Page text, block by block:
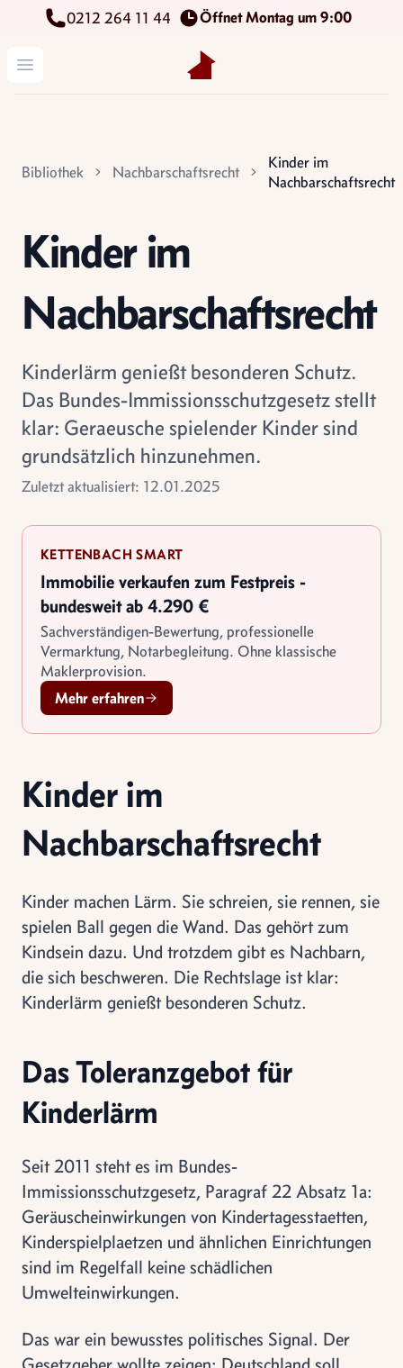
0212 264 11 44 Öffnet Montag um 9:00
Menü öffnen Kettenbach Immobilien GmbH
Bibliothek Nachbarschaftsrecht
Kinder im
Nachbarschaftsrecht
Kinder im
Nachbarschaftsrecht
Kinderlärm genießt besonderen Schutz.
Das Bundes-Immissionsschutzgesetz stellt
klar: Geraeusche spielender Kinder sind
grundsätzlich hinzunehmen.
Zuletzt aktualisiert: 12.01.2025
KETTENBACH SMART
Immobilie verkaufen zum Festpreis -
bundesweit ab 4.290 €
Sachverständigen-Bewertung, professionelle
Vermarktung, Notarbegleitung. Ohne klassische
Maklerprovision.
Mehr erfahren
Kinder im
Nachbarschaftsrecht
Kinder machen Lärm. Sie schreien, sie rennen, sie
spielen Ball gegen die Wand. Das gehört zum
Kindsein dazu. Und trotzdem gibt es Nachbarn,
die sich beschweren. Die Rechtslage ist klar:
Kinderlärm genießt besonderen Schutz.
Das Toleranzgebot für
Kinderlärm
Seit 2011 steht es im Bundes-
Immissionsschutzgesetz, Paragraf 22 Absatz 1a:
Geräuscheinwirkungen von Kindertagesstaetten,
Kinderspielplaetzen und ähnlichen Einrichtungen
sind im Regelfall keine schädlichen
Umwelteinwirkungen.
Das war ein bewusstes politisches Signal. Der